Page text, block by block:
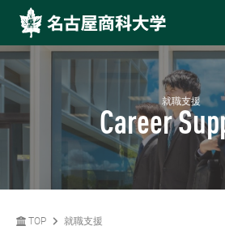
就職支援
Career
TOP 就職支援